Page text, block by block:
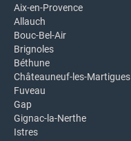
Aix-en-Provence
Allauch
Bouc-Bel-Air
Brignoles
Béthune
Châteauneuf-les-Martigues
Fuveau
Gap
Gignac-la-Nerthe
Istres